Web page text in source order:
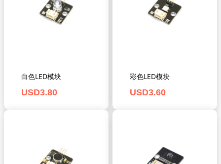
白色LED模块
USD3.80
彩色LED模块
USD3.60